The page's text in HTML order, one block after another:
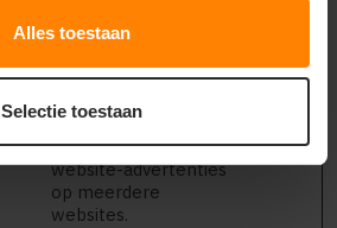
Alles toestaan
Selectie toestaan
advertentie-
website te meten
door gegevens te
verzamelen over de
conversieratio van de
website-advertenties
op meerdere
websites.